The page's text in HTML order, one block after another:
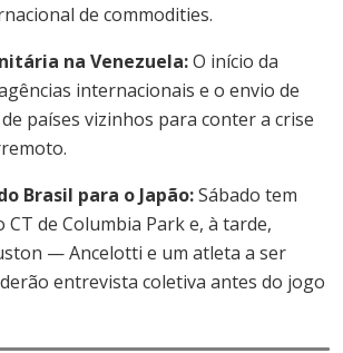
de commodities.
na Venezuela:O início da
internacionais e o envio de
países vizinhos para conter a crise
Brasil para o Japão:Sábado tem
de Columbia Park e, à tarde,
— Ancelotti e um atleta a ser
entrevista coletiva antes do jogo